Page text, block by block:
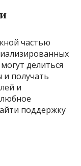
частью
делиться
получать
и
поддержку